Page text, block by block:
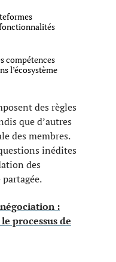
compétences
l’écosystème
des règles
que d’autres
des membres.
inédites
des
:
processus de